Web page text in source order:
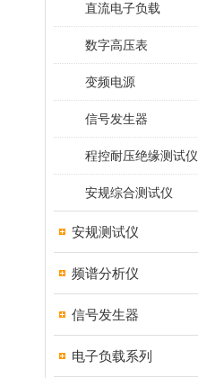
直流电子负载
数字高压表
变频电源
信号发生器
程控耐压绝缘测试仪
安规综合测试仪
安规测试仪
频谱分析仪
信号发生器
电子负载系列